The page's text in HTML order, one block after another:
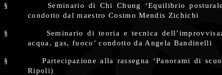
§
Seminario di Chi Chung ‘Equilibrio
condotto dal maestro Cosimo Mendis Zichichi
§
Seminario di teoria e tecnica
acqua, gas, fuoco’ condotto da Angela Bandinelli
§
Partecipazione alla rassegna ‘Panorami di
Ripoli)